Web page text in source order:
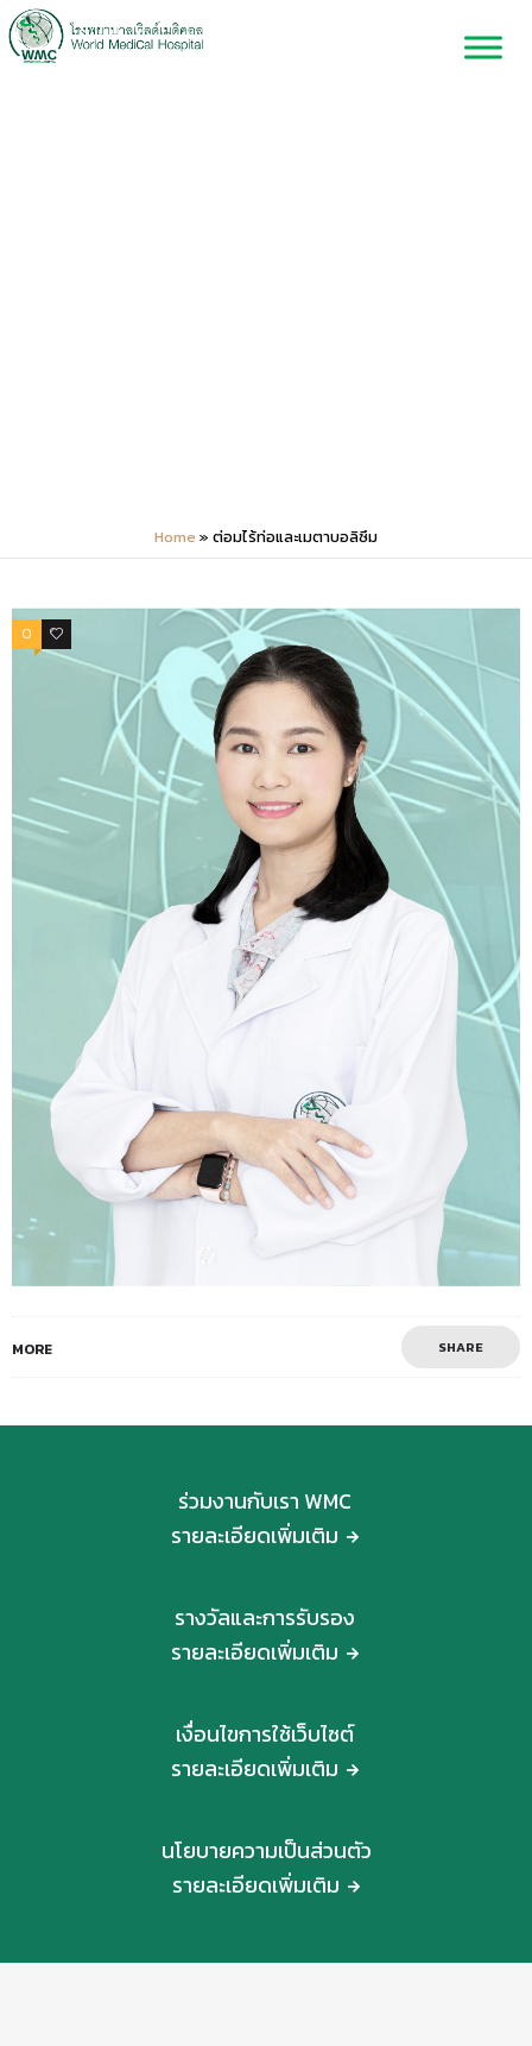
Home » ต่อมไร้ท่อและเมตาบอลิซึม
0 0
MORE SHARE
ร่วมงานกับเรา WMC
รายละเอียดเพิ่มเติม
รางวัลและการรับรอง
รายละเอียดเพิ่มเติม
เงื่อนไขการใช้เว็บไซต์
รายละเอียดเพิ่มเติม
นโยบายความเป็นส่วนตัว
รายละเอียดเพิ่มเติม